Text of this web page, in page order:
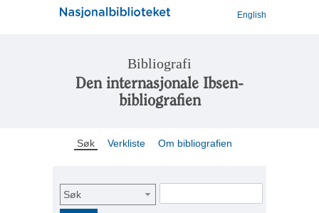
English
Bibliografi
Den internasjonale Ibsen-
bibliografien
Søk Verkliste Om bibliografien
Søk